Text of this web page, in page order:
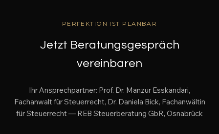
PERFEKTION IST PLANBAR
Jetzt Beratungsgespräch
vereinbaren
Ihr Ansprechpartner: Prof. Dr. Manzur Esskandari,
Fachanwalt für Steuerrecht, Dr. Daniela Bick, Fachanwältin
für Steuerrecht — REB Steuerberatung GbR, Osnabrück